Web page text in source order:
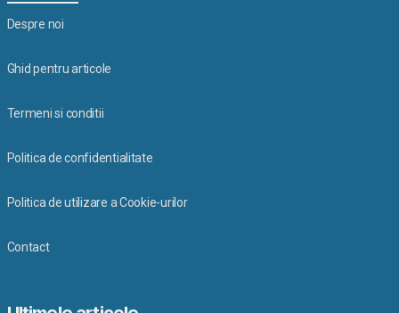
Despre noi
Ghid pentru articole
Termeni si conditii
Politica de confidentialitate
Politica de utilizare a Cookie-urilor
Contact